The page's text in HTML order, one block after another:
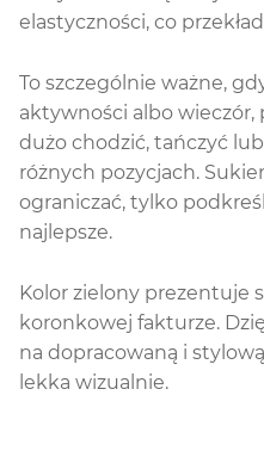
elastyczności, co
To szczególnie ważne,
aktywności albo
dużo chodzić, tańczyć
różnych pozycjach.
ograniczać, tylko
najlepsze.
Kolor zielony prezentuje
koronkowej fakturze.
na dopracowaną i
lekka wizualnie.